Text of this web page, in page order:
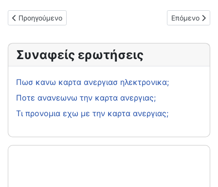
Προηγούμενο άρθρο: Πωσ κανω καρτα ανεργιασ ηλεκτρονικα;
Προηγούμενο Επόμενο
Επόμενο
Συναφείς ερωτήσεις
Πωσ κανω καρτα ανεργιασ ηλεκτρονικα;
Ποτε ανανεωνω την καρτα ανεργιας;
Τι προνομια εχω με την καρτα ανεργιας;